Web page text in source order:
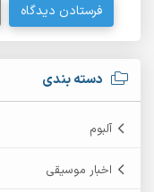
دسته بندی
آلبوم
اخبار موسیقی
فرستادن دیدگاه